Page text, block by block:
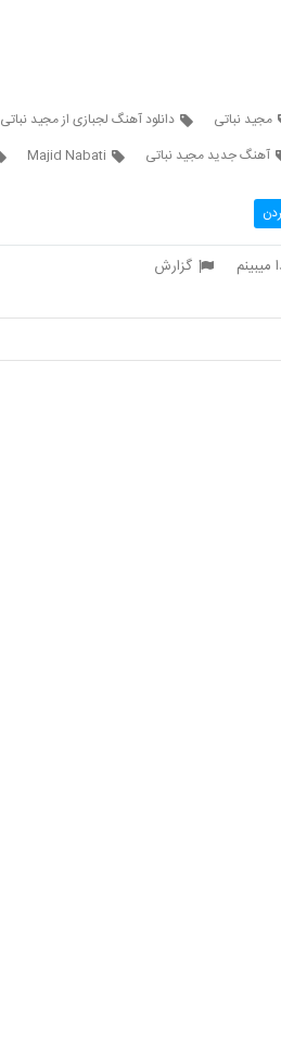
مجید نباتی دانلود آهنگ لجبازی از مجید نباتی
آهنگ جدید مجید نباتی Majid Nabati
میبینم گزارش